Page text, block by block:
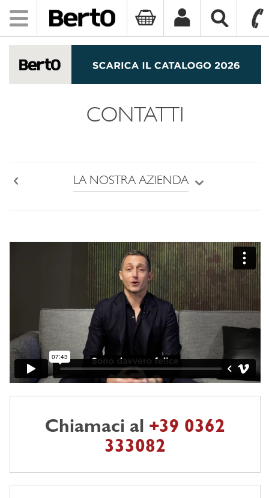
Toggle
navigation
CONTATTI
LA NOSTRA AZIENDA
Chiamaci al +39 0362
333082